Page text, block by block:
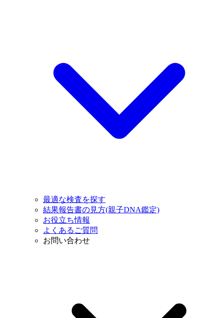
最適な検査を探す
結果報告書の見方(親子DNA鑑定)
お役立ち情報
よくあるご質問
お問い合わせ